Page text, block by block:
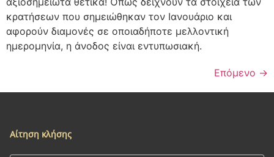
κρατήσεων που σημειώθηκαν τον Ιανουάριο και
αφορούν διαμονές σε οποιαδήποτε μελλοντική
ημερομηνία, η άνοδος είναι εντυπωσιακή.
Επόμενο →
Αίτηση κλήσης